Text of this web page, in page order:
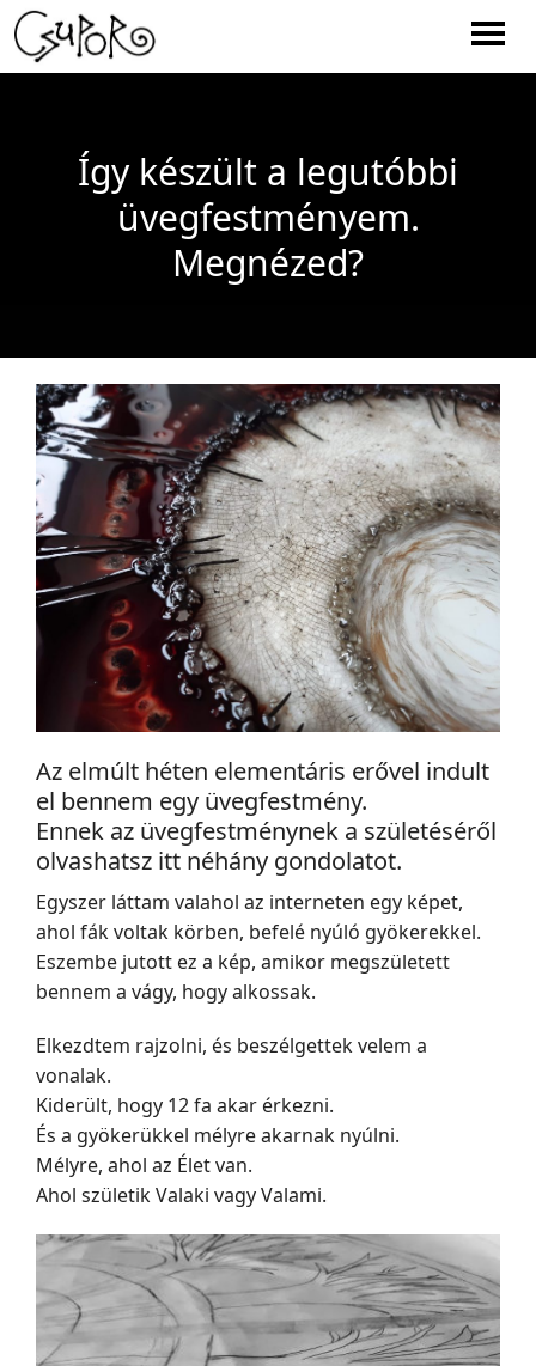
Így készült a legutóbbi
üvegfestményem.
Megnézed?
Az elmúlt héten elementáris erővel indult
el bennem egy üvegfestmény.
Ennek az üvegfestménynek a születéséről
olvashatsz itt néhány gondolatot.
Egyszer láttam valahol az interneten egy képet,
ahol fák voltak körben, befelé nyúló gyökerekkel.
Eszembe jutott ez a kép, amikor megszületett
bennem a vágy, hogy alkossak.
Elkezdtem rajzolni, és beszélgettek velem a
vonalak.
Kiderült, hogy 12 fa akar érkezni.
És a gyökerükkel mélyre akarnak nyúlni.
Mélyre, ahol az Élet van.
Ahol születik Valaki vagy Valami.